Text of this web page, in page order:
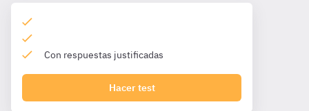
Con respuestas justificadas
Hacer test